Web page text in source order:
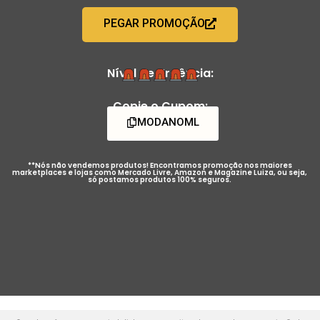
PEGAR PROMOÇÃO
Nível de Urgência:
Copie o Cupom:
MODANOML
**Nós não vendemos produtos! Encontramos promoção nos maiores
marketplaces e lojas como Mercado Livre, Amazon e Magazine Luiza, ou seja,
só postamos produtos 100% seguros.